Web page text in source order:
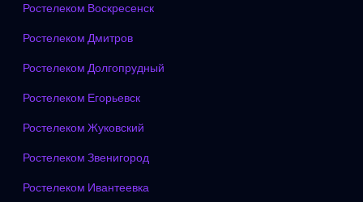
Ростелеком Воскресенск
Ростелеком Дмитров
Ростелеком Долгопрудный
Ростелеком Егорьевск
Ростелеком Жуковский
Ростелеком Звенигород
Ростелеком Ивантеевка